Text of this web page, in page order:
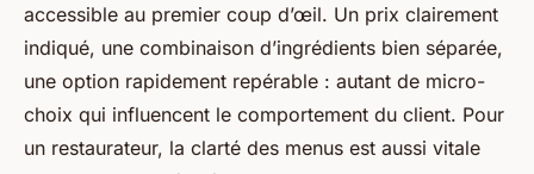
accessible au premier coup d’œil. Un prix clairement
indiqué, une combinaison d’ingrédients bien séparée,
une option rapidement repérable : autant de micro-
choix qui influencent le comportement du client. Pour
un restaurateur, la clarté des menus est aussi vitale